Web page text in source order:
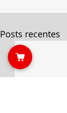
Posts recentes